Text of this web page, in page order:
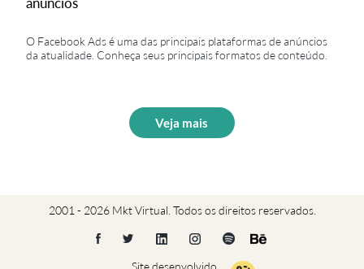
O Facebook Ads é uma das principais plataformas de anúncios
da atualidade. Conheça seus principais formatos de conteúdo.
Veja mais
2001 - 2026 Mkt Virtual. Todos os direitos reservados.
Site desenvolvido